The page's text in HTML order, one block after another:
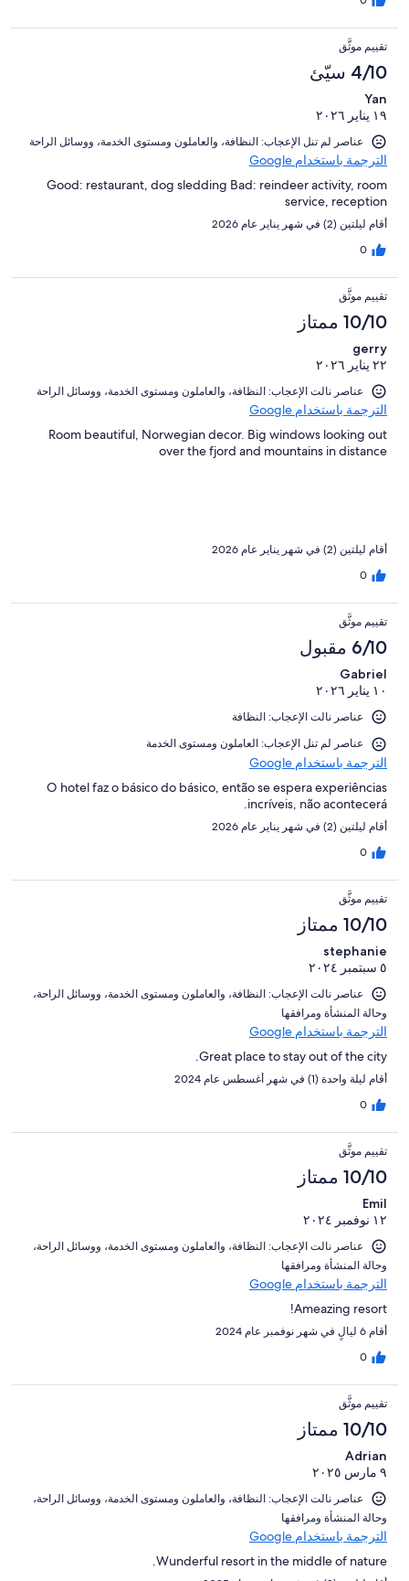
تقييم موثَّق
4/10 سيّئ
Yan
١٩ يناير ٢٠٢٦
عناصر لم تنل الإعجاب: ⁦النظافة⁩، و⁦العاملون ومستوى الخدمة⁩، و⁦وسائل الراحة⁩
الترجمة باستخدام Google
Good: restaurant, dog sledding Bad: reindeer activity, room
service, reception
أقام ليلتين (2) في شهر يناير عام 2026
0
تقييم موثَّق
10/10 ممتاز
gerry
٢٢ يناير ٢٠٢٦
عناصر نالت الإعجاب: ⁦النظافة⁩، و⁦العاملون ومستوى الخدمة⁩، و⁦وسائل الراحة⁩
الترجمة باستخدام Google
Room beautiful, Norwegian decor. Big windows looking out
over the fjord and mountains in distance
أقام ليلتين (2) في شهر يناير عام 2026
0
تقييم موثَّق
6/10 مقبول
Gabriel
١٠ يناير ٢٠٢٦
عناصر نالت الإعجاب: النظافة
عناصر لم تنل الإعجاب: العاملون ومستوى الخدمة
الترجمة باستخدام Google
O hotel faz o básico do básico, então se espera experiências
incríveis, não acontecerá.
أقام ليلتين (2) في شهر يناير عام 2026
0
تقييم موثَّق
10/10 ممتاز
stephanie
٥ سبتمبر ٢٠٢٤
عناصر نالت الإعجاب: ⁦النظافة⁩، و⁦العاملون ومستوى الخدمة⁩، و⁦وسائل الراحة⁩،
و⁦حالة المنشأة ومرافقها⁩
الترجمة باستخدام Google
Great place to stay out of the city.
أقام ليلة واحدة (1) في شهر أغسطس عام 2024
0
تقييم موثَّق
10/10 ممتاز
Emil
١٢ نوفمبر ٢٠٢٤
عناصر نالت الإعجاب: ⁦النظافة⁩، و⁦العاملون ومستوى الخدمة⁩، و⁦وسائل الراحة⁩،
و⁦حالة المنشأة ومرافقها⁩
الترجمة باستخدام Google
Ameazing resort!
أقام 6 ليالٍ في شهر نوفمبر عام 2024
0
تقييم موثَّق
10/10 ممتاز
Adrian
٩ مارس ٢٠٢٥
عناصر نالت الإعجاب: ⁦النظافة⁩، و⁦العاملون ومستوى الخدمة⁩، و⁦وسائل الراحة⁩،
و⁦حالة المنشأة ومرافقها⁩
الترجمة باستخدام Google
Wunderful resort in the middle of nature.